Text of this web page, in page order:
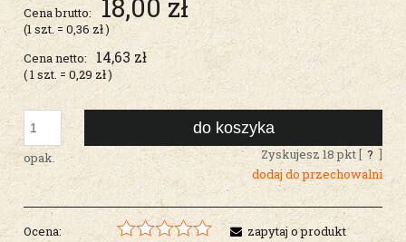
Cena brutto: 18,00 zł
(1szt. = 0,36 zł)
Cena netto:
14,63 zł
( 1szt. =0,29 zł)
opak.
do koszyka
Zyskujesz 18pkt [ ? ]
dodaj do przechowalni
Ocena:
zapytaj o produkt